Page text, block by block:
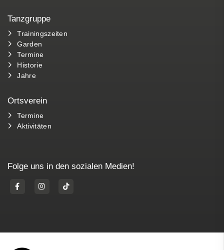
Tanzgruppe
Trainingszeiten
Garden
Termine
Historie
Jahre
Ortsverein
Termine
Aktivitäten
Folge uns in den sozialen Medien!